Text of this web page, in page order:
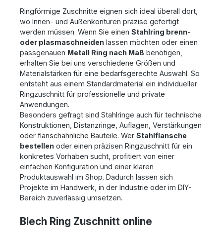
Ringförmige Zuschnitte eignen sich ideal überall dort,
wo Innen- und Außenkonturen präzise gefertigt
werden müssen. Wenn Sie einen Stahlring brenn-
oder plasmaschneiden lassen möchten oder einen
passgenauen Metall Ring nach Maß benötigen,
erhalten Sie bei uns verschiedene Größen und
Materialstärken für eine bedarfsgerechte Auswahl. So
entsteht aus einem Standardmaterial ein individueller
Ringzuschnitt für professionelle und private
Anwendungen.
Besonders gefragt sind Stahlringe auch für technische
Konstruktionen, Distanzringe, Auflagen, Verstärkungen
oder flanschähnliche Bauteile. Wer Stahlflansche
bestellen oder einen präzisen Ringzuschnitt für ein
konkretes Vorhaben sucht, profitiert von einer
einfachen Konfiguration und einer klaren
Produktauswahl im Shop. Dadurch lassen sich
Projekte im Handwerk, in der Industrie oder im DIY-
Bereich zuverlässig umsetzen.
Blech Ring Zuschnitt online